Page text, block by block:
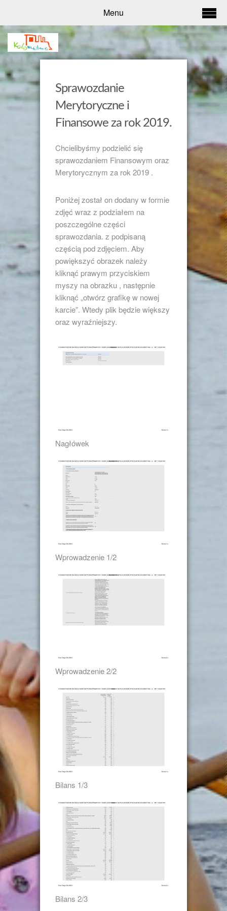
Menu
Sprawozdanie
Merytoryczne i
Finansowe za rok 2019.
Chcielibyśmy podzielić się
sprawozdaniem Finansowym oraz
Merytorycznym za rok 2019 .
Poniżej został on dodany w formie
zdjęć wraz z podziałem na
poszczególne części
sprawozdania. z podpisaną
częścią pod zdjęciem. Aby
powiększyć obrazek należy
kliknąć prawym przyciskiem
myszy na obrazku , następnie
kliknąć „otwórz grafikę w nowej
karcie”. Wtedy plik będzie większy
oraz wyraźniejszy.
Nagłówek
Wprowadzenie 1/2
Wprowadzenie 2/2
Bilans 1/3
Bilans 2/3